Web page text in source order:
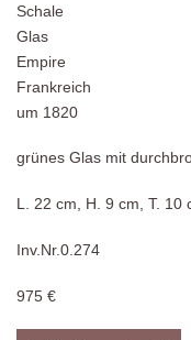
Schale
Glas
Empire
Frankreich
um 1820
grünes Glas mit
L. 22 cm, H. 9 cm, T. 10
Inv.Nr.0.274
975 €